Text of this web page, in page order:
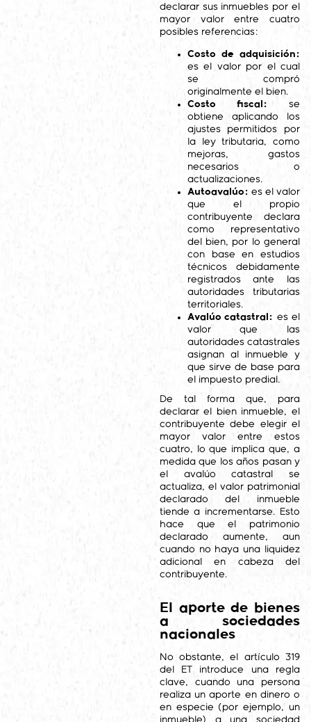
declarar sus inmuebles por el
mayor valor entre cuatro
posibles referencias:
Costo de adquisición:
es el valor por el cual
se compró
originalmente el bien.
Costo fiscal: se
obtiene aplicando los
ajustes permitidos por
la ley tributaria, como
mejoras, gastos
necesarios o
actualizaciones.
Autoavalúo: es el valor
que el propio
contribuyente declara
como representativo
del bien, por lo general
con base en estudios
técnicos debidamente
registrados ante las
autoridades tributarias
territoriales.
Avalúo catastral: es el
valor que las
autoridades catastrales
asignan al inmueble y
que sirve de base para
el impuesto predial.
De tal forma que, para
declarar el bien inmueble, el
contribuyente debe elegir el
mayor valor entre estos
cuatro, lo que implica que, a
medida que los años pasan y
el avalúo catastral se
actualiza, el valor patrimonial
declarado del inmueble
tiende a incrementarse. Esto
hace que el patrimonio
declarado aumente, aun
cuando no haya una liquidez
adicional en cabeza del
contribuyente.
El aporte de bienes
a sociedades
nacionales
No obstante, el artículo 319
del ET introduce una regla
clave, cuando una persona
realiza un aporte en dinero o
en especie (por ejemplo, un
inmueble) a una sociedad